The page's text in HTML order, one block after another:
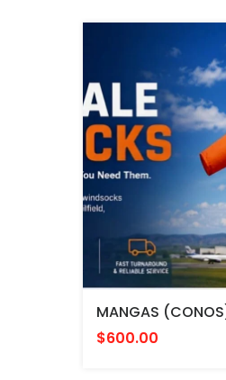
$600.00